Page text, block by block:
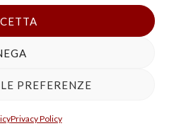
PREFERENZE
Privacy Policy
RAVENNA
tribunale Verona